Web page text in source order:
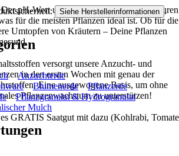
pH-Wert unserer Erde liegt im leicht sauren
für die meisten Pflanzen ideal ist. Ob für die
Umtopfen von Kräutern – Deine Pflanzen
versorgt unsere Anzucht- und
in den ersten Wochen mit genau der
Eine ausgewogene Basis, um ohne
Pflanzenwachstum zu unterstützen!
GRATIS Saatgut mit dazu (Kohlrabi, Tomate
Siehe Herstellerinformationen .
Anzuchterde
Blumenerde
Pflanzerde
Pflanzgranulat & Hydrogranulat
Mulch